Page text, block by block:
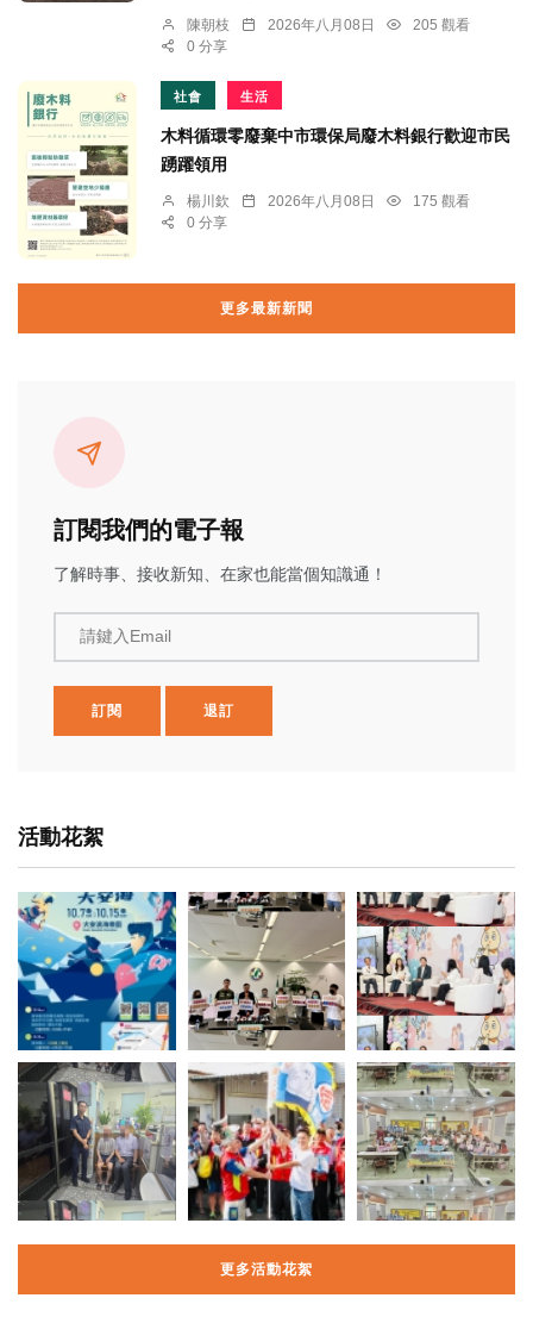
陳朝枝 2026年八月08日
205 觀看
0 分享
社會 生活
木料循環零廢棄中市環保局廢木料銀行歡迎市民
踴躍領用
楊川欽 2026年八月08日
175 觀看
0 分享
更多最新新聞
訂閱我們的電子報
了解時事、接收新知、在家也能當個知識通！
請鍵入Email
訂閱 退訂
活動花絮
更多活動花絮